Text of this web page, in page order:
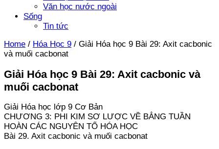
Văn học nước ngoài
Sống
Tin tức
Home / Hóa Học 9 / Giải Hóa học 9 Bài 29: Axit cacbonic
và muối cacbonat
Giải Hóa học 9 Bài 29: Axit cacbonic và
muối cacbonat
Giải Hóa học lớp 9 Cơ Bản
CHƯƠNG 3: PHI KIM SƠ LƯỢC VỀ BẲNG TUẦN
HOÀN CÁC NGUYÊN TỐ HÓA HỌC
Bài 29. Axit cacbonic và muối cacbonat